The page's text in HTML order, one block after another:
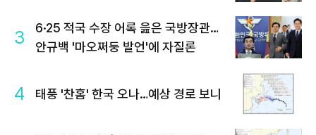
3
6·25 적국 수장 어록 읊은 국방장관…
안규백 '마오쩌둥 발언'에 자질론
4 태풍 '찬홈' 한국 오나…예상 경로 보니